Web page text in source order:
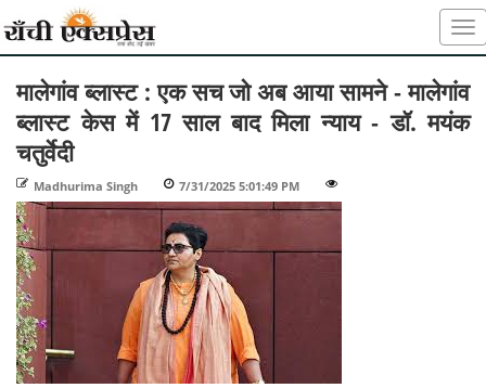
मालेगांव ब्लास्ट : एक सच जो अब आया सामने - मालेगांव
ब्लास्ट केस में 17 साल बाद मिला न्याय - डॉ. मयंक
चतुर्वेदी
Madhurima Singh 7/31/2025 5:01:49 PM